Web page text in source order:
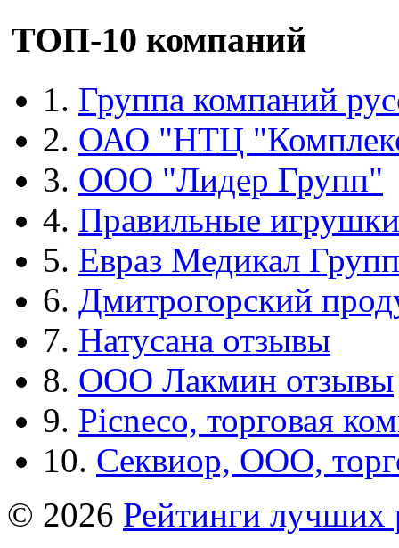
ТОП-10 компаний
1. Группа компаний
2. ОАО "НТЦ
3. ООО "Лидер Групп"
4. Правильные игрушки
5. Евраз Медикал Групп
6. Дмитрогорский
7. Натусана отзывы
8. ООО Лакмин отзывы
9. Picneco, торговая
10. Секвиор, ООО,
© 2026 Рейтинги лучших